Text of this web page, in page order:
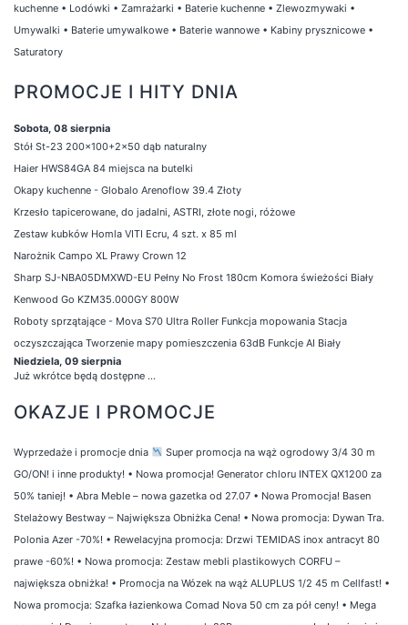
kuchenne • Lodówki • Zamrażarki • Baterie kuchenne • Zlewozmywaki •
Umywalki • Baterie umywalkowe • Baterie wannowe • Kabiny prysznicowe •
Saturatory
PROMOCJE I HITY DNIA
Sobota, 08 sierpnia
Stół St-23 200x100+2x50 dąb naturalny
Haier HWS84GA 84 miejsca na butelki
Okapy kuchenne - Globalo Arenoflow 39.4 Złoty
Krzesło tapicerowane, do jadalni, ASTRI, złote nogi, różowe
Zestaw kubków Homla VITI Ecru, 4 szt. x 85 ml
Narożnik Campo XL Prawy Crown 12
Sharp SJ-NBA05DMXWD-EU Pełny No Frost 180cm Komora świeżości Biały
Kenwood Go KZM35.000GY 800W
Roboty sprzątające - Mova S70 Ultra Roller Funkcja mopowania Stacja
oczyszczająca Tworzenie mapy pomieszczenia 63dB Funkcje AI Biały
Niedziela, 09 sierpnia
Już wkrótce będą dostępne ...
OKAZJE I PROMOCJE
Wyprzedaże i promocje dnia
Super promocja na wąż ogrodowy 3/4 30 m
GO/ON! i inne produkty! • Nowa promocja! Generator chloru INTEX QX1200 za
50% taniej! • Abra Meble – nowa gazetka od 27.07 • Nowa Promocja! Basen
Stelażowy Bestway – Największa Obniżka Cena! • Nowa promocja: Dywan Tra.
Polonia Azer -70%! • Rewelacyjna promocja: Drzwi TEMIDAS inox antracyt 80
prawe -60%! • Nowa promocja: Zestaw mebli plastikowych CORFU –
największa obniżka! • Promocja na Wózek na wąż ALUPLUS 1/2 45 m Cellfast! •
Nowa promocja: Szafka łazienkowa Comad Nova 50 cm za pół ceny! • Mega